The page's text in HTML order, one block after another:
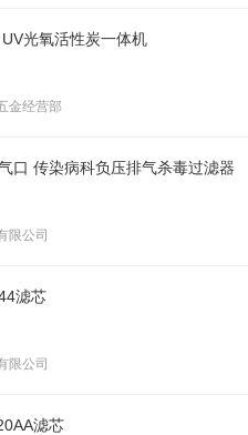
光氧活性炭一体机
金经营部
口 传染病科负压排气杀毒过滤器
限公司
滤芯
限公司
滤芯